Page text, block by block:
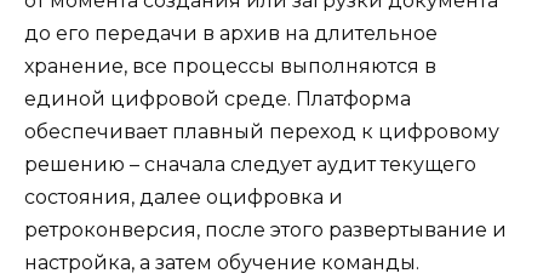
до его передачи в архив на длительное
хранение, все процессы выполняются в
единой цифровой среде. Платформа
обеспечивает плавный переход к цифровому
решению – сначала следует аудит текущего
состояния, далее оцифровка и
ретроконверсия, после этого развертывание и
настройка, а затем обучение команды.